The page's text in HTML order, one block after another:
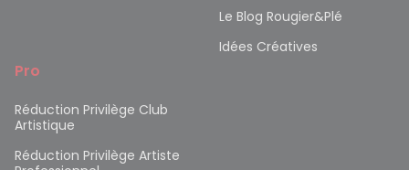
Le Blog Rougier&Plé
Idées Créatives
Pro
Réduction Privilège Club
Artistique
Réduction Privilège Artiste